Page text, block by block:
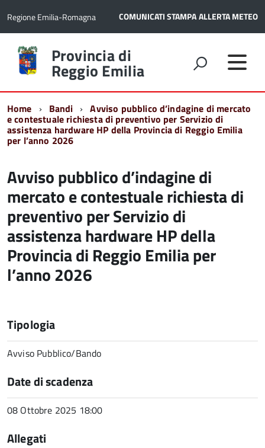
Regione Emilia-Romagna COMUNICATI STAMPAALLERTA METEO
Torna
alla
home
Provincia di
Reggio Emilia
Home Bandi Avviso pubblico d’indagine di mercato
e contestuale richiesta di preventivo per Servizio di
assistenza hardware HP della Provincia di Reggio Emilia
per l’anno 2026
Avviso pubblico d’indagine di
mercato e contestuale richiesta di
preventivo per Servizio di
assistenza hardware HP della
Provincia di Reggio Emilia per
l’anno 2026
Tipologia
Avviso Pubblico/Bando
Date di scadenza
08 Ottobre 2025 18:00
Allegati